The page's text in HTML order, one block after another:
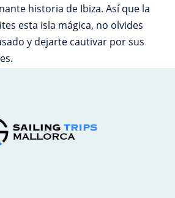
historia de Ibiza. Así que la
esta isla mágica, no olvides
y dejarte cautivar por sus